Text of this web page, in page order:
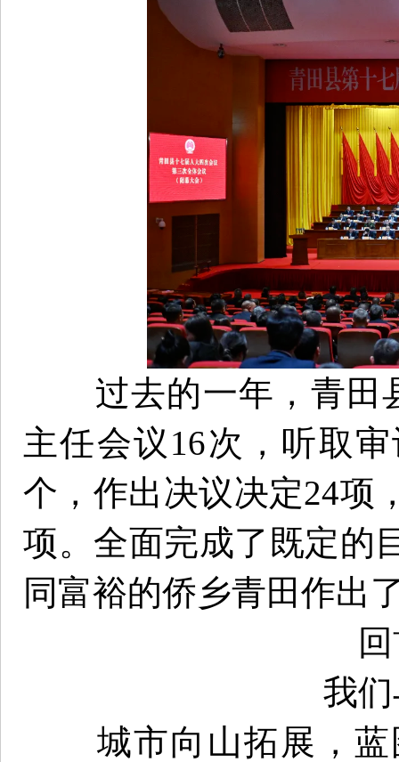
过去的一年，青田
主任会议16次，听取
个，作出决议决定24项
项。全面完成了既定的
同富裕的侨乡青田作出
我
城市向山拓展，蓝